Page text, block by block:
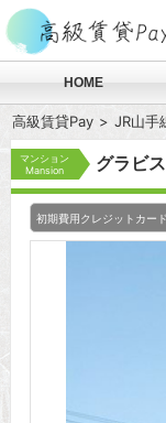
HOME
高級賃貸Pay JR山手
マンション
Mansion
グラビ
初期費用クレジットカー